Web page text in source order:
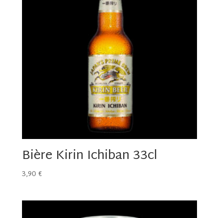
Bière Kirin Ichiban 33cl
3,90 €